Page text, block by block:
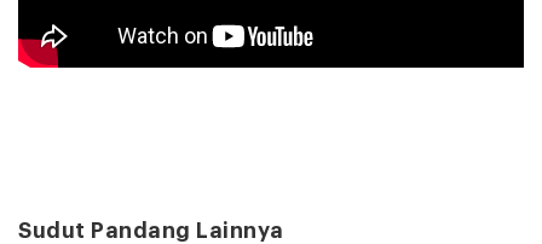
Sudut Pandang Lainnya